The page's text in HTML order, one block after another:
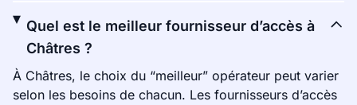
Quel est le meilleur fournisseur d’accès à
Châtres ?
À Châtres, le choix du “meilleur” opérateur peut varier
selon les besoins de chacun. Les fournisseurs d’accès